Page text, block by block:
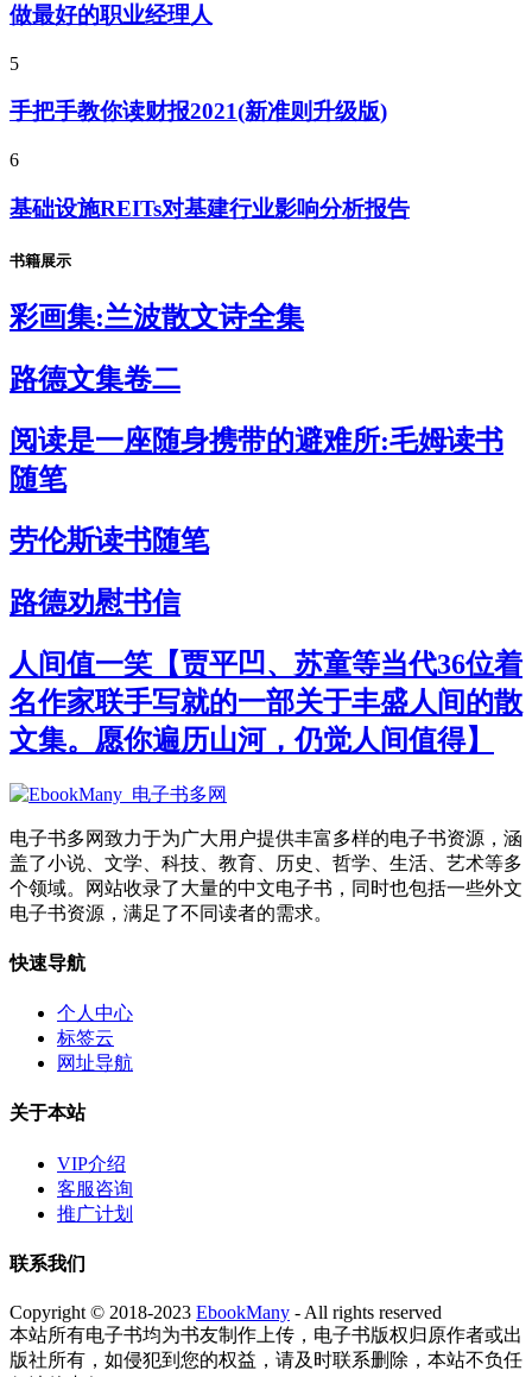
做最好的职业经理人
5
手把手教你读财报2021(新准则升级版)
6
基础设施REITs对基建行业影响分析报告
书籍展示
彩画集:兰波散文诗全集
路德文集卷二
阅读是一座随身携带的避难所:毛姆读书
随笔
劳伦斯读书随笔
路德劝慰书信
人间值一笑【贾平凹、苏童等当代36位着
名作家联手写就的一部关于丰盛人间的散
文集。愿你遍历山河，仍觉人间值得】
电子书多网致力于为广大用户提供丰富多样的电子书资源，涵
盖了小说、文学、科技、教育、历史、哲学、生活、艺术等多
个领域。网站收录了大量的中文电子书，同时也包括一些外文
电子书资源，满足了不同读者的需求。
快速导航
个人中心
标签云
网址导航
关于本站
VIP介绍
客服咨询
推广计划
联系我们
Copyright © 2018-2023 EbookMany - All rights reserved
本站所有电子书均为书友制作上传，电子书版权归原作者或出
版社所有，如侵犯到您的权益，请及时联系删除，本站不负任